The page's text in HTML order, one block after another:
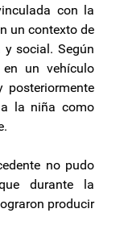
con la
un contexto de
y social. Según
un vehículo
la niña como
no pudo
durante la
producir